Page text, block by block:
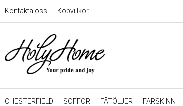
Kontakta oss Köpvillkor
CHESTERFIELD SOFFOR FÅTÖLJER FÅRSKINN